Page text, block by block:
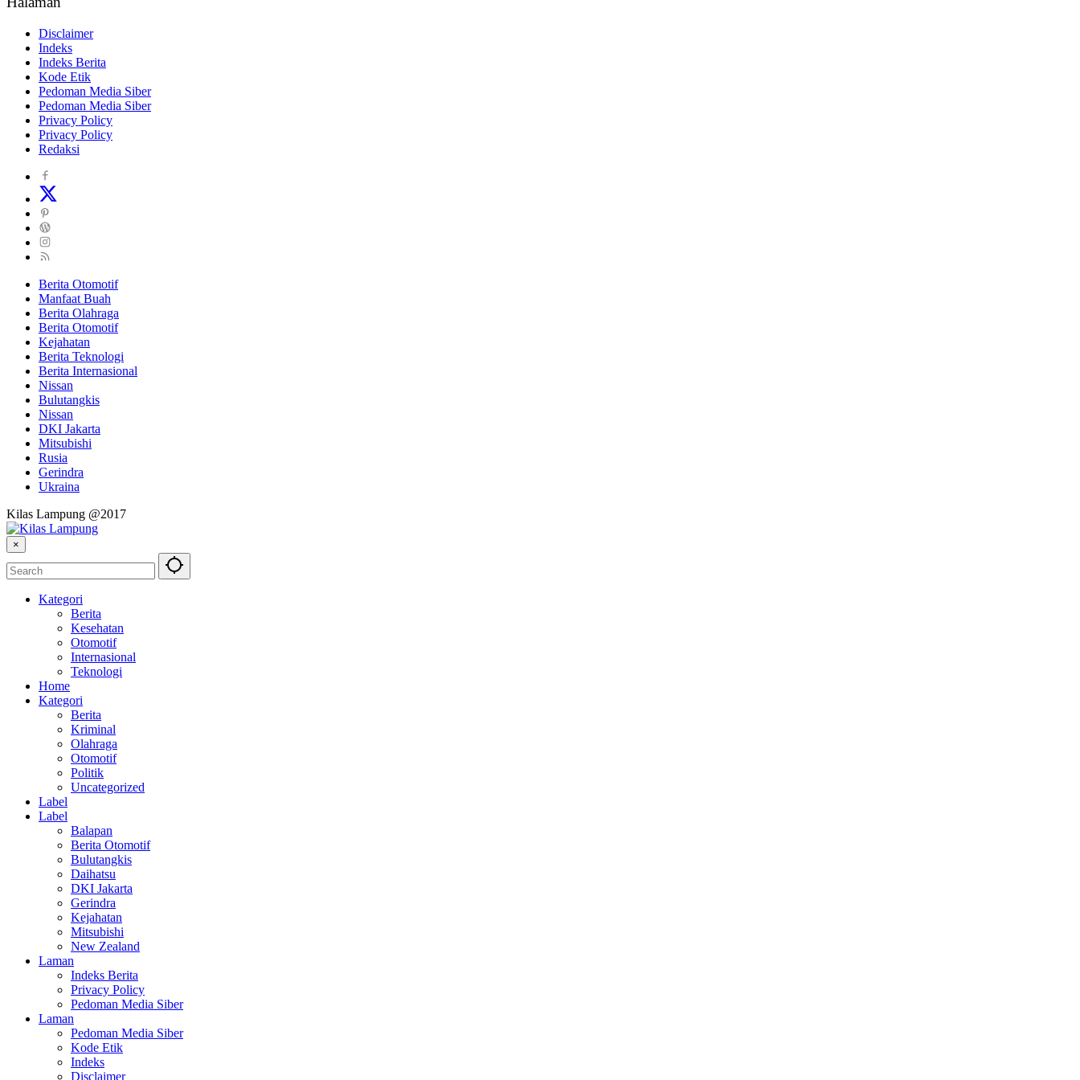
Disclaimer
Indeks
Indeks Berita
Kode Etik
Pedoman Media Siber
Pedoman Media Siber
Privacy Policy
Privacy Policy
Redaksi
Berita Otomotif
Manfaat Buah
Berita Olahraga
Berita Otomotif
Kejahatan
Berita Teknologi
Berita Internasional
Nissan
Bulutangkis
Nissan
DKI Jakarta
Mitsubishi
Rusia
Gerindra
Ukraina
Kilas Lampung @2017
×
Kategori
Berita
Kesehatan
Otomotif
Internasional
Teknologi
Home
Kategori
Berita
Kriminal
Olahraga
Otomotif
Politik
Uncategorized
Label
Label
Balapan
Berita Otomotif
Bulutangkis
Daihatsu
DKI Jakarta
Gerindra
Kejahatan
Mitsubishi
New Zealand
Laman
Indeks Berita
Privacy Policy
Pedoman Media Siber
Laman
Pedoman Media Siber
Kode Etik
Indeks
Disclaimer